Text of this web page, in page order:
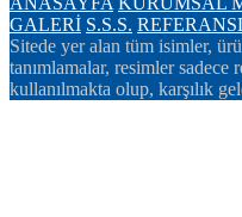
GALERİ S.S.S.
Sitede yer alan tüm isimler,
tanımlamalar, resimler sadece
kullanılmakta olup, karşılık